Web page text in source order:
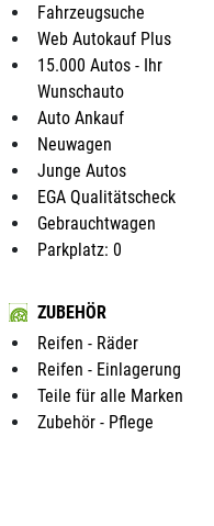
Fahrzeugsuche
Web Autokauf Plus
15.000 Autos - Ihr
Wunschauto
Auto Ankauf
Neuwagen
Junge Autos
EGA Qualitätscheck
Gebrauchtwagen
Parkplatz: 0
ZUBEHÖR
Reifen - Räder
Reifen - Einlagerung
Teile für alle Marken
Zubehör - Pflege